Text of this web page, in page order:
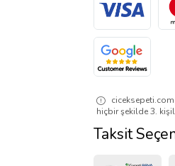
hiçbir şekilde 3.
Taksit